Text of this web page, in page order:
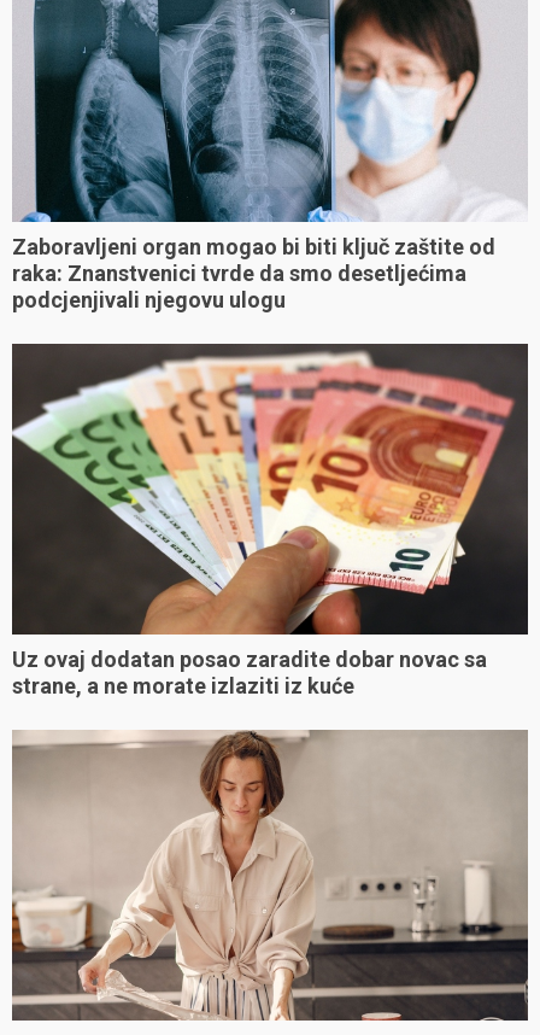
Zaboravljeni organ mogao bi biti ključ zaštite od
raka: Znanstvenici tvrde da smo desetljećima
podcjenjivali njegovu ulogu
Uz ovaj dodatan posao zaradite dobar novac sa
strane, a ne morate izlaziti iz kuće